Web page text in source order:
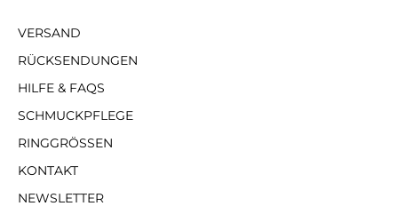
VERSAND
RÜCKSENDUNGEN
HILFE & FAQS
SCHMUCKPFLEGE
RINGGRÖSSEN
KONTAKT
NEWSLETTER